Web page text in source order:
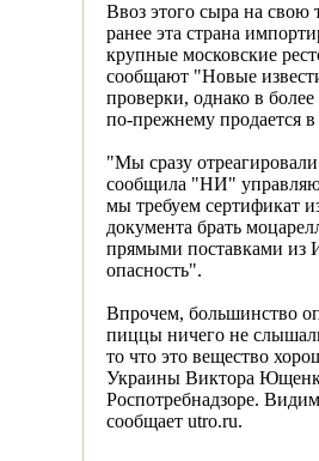
Ввоз этого сыра на
ранее эта страна
крупные московские
сообщают "Новые
проверки, однако в
по-прежнему продается
"Мы сразу
сообщила "НИ"
мы требуем сертификат
документа брать
прямыми поставками из
опасность".
Впрочем, большинство
пиццы ничего не
то что это вещество
Украины Виктора
Роспотребнадзоре.
сообщает utro.ru.